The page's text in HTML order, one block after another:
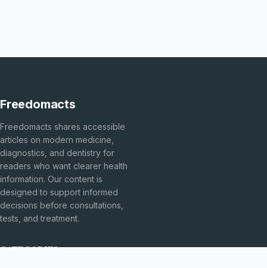
Freedomacts
Freedomacts shares accessible
articles on modern medicine,
diagnostics, and dentistry for
readers who want clearer health
information. Our content is
designed to support informed
decisions before consultations,
tests, and treatment.
CATEGORIES